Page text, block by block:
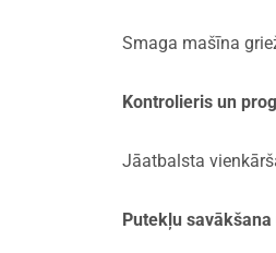
Smaga mašīna
Kontrolieris un
Jāatbalsta
Putekļu